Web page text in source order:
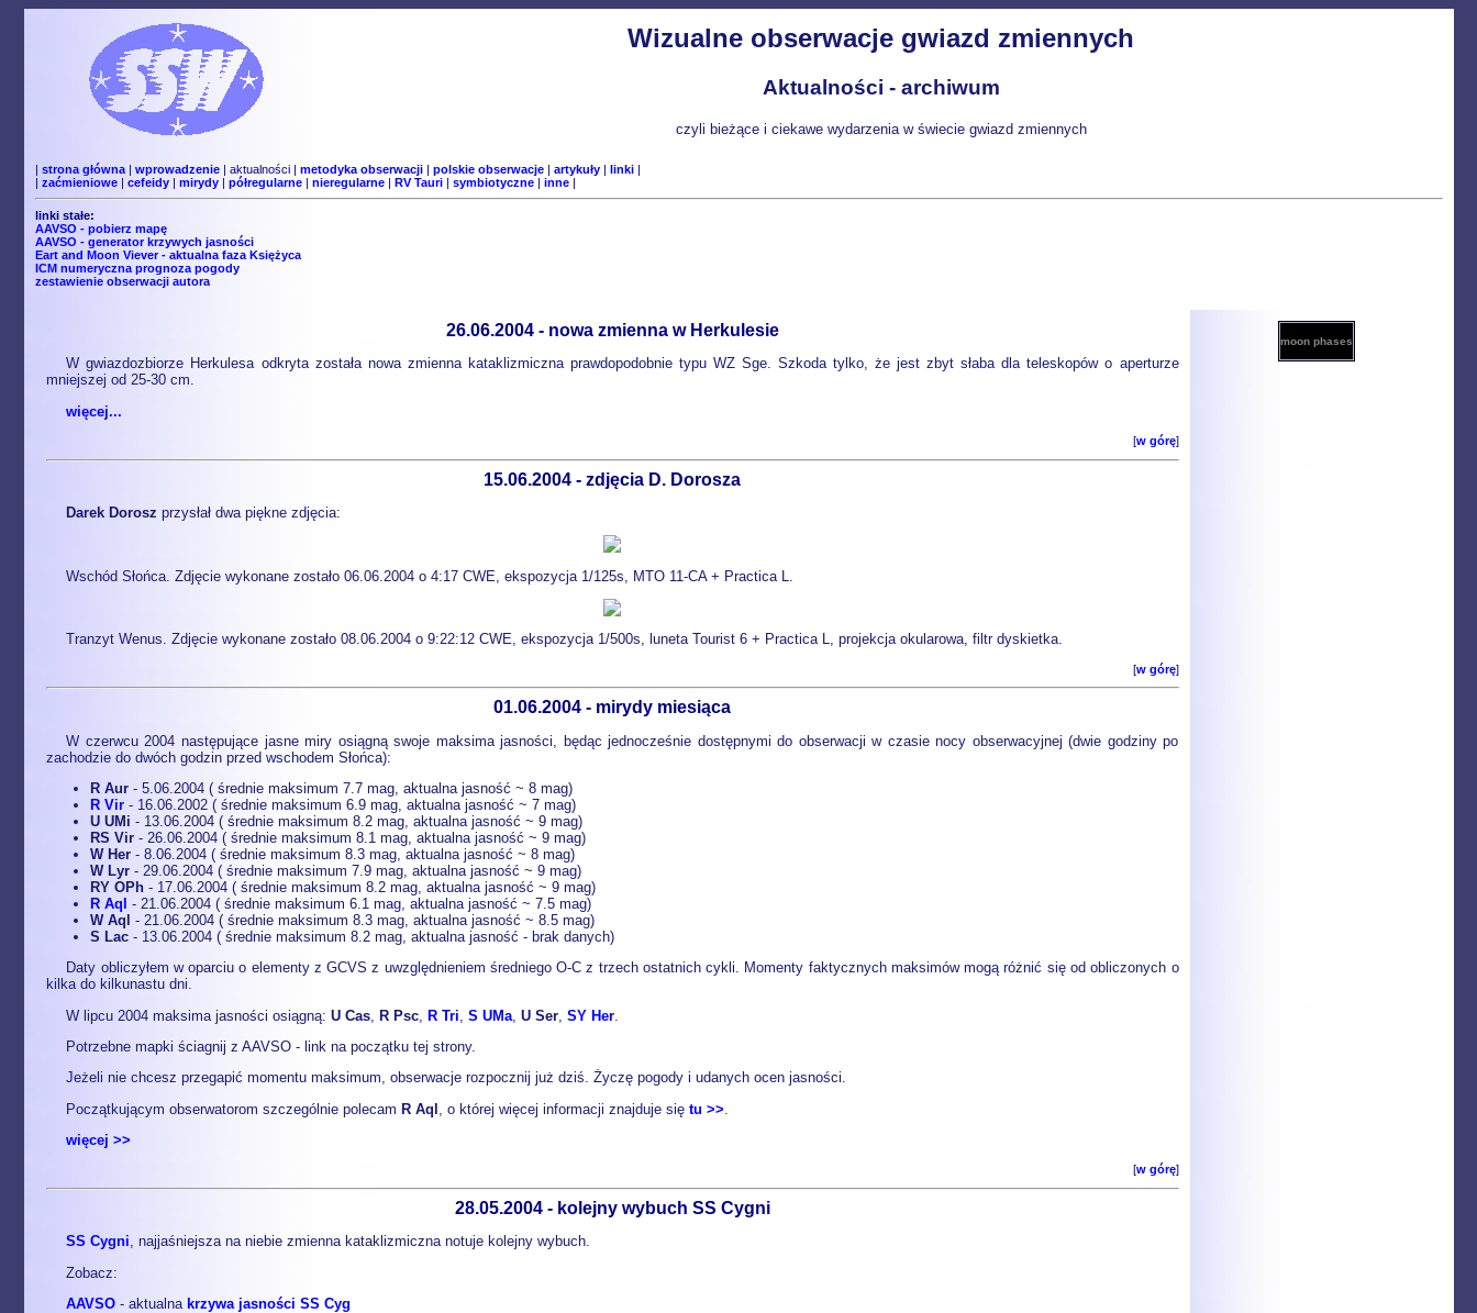
Wizualne obserwacje gwiazd zmiennych
Aktualności - archiwum
czyli bieżące i ciekawe wydarzenia w świecie gwiazd zmiennych
| strona główna| wprowadzenie| aktualności | metodyka obserwacji| polskie obserwacje| artykuły| linki|
| zaćmieniowe| cefeidy| mirydy| półregularne| nieregularne| RV Tauri| symbiotyczne| inne|
linki stałe:
AAVSO - pobierz mapę
AAVSO - generator krzywych jasności
Eart and Moon Viever - aktualna faza Księżyca
ICM numeryczna prognoza pogody
zestawienie obserwacji autora
26.06.2004 - nowa zmienna w Herkulesie
W gwiazdozbiorze Herkulesa odkryta została nowa zmienna kataklizmiczna prawdopodobnie typu WZ Sge. Szkoda tylko, że jest zbyt słaba dla teleskopów o aperturze
mniejszej od 25-30 cm.
więcej...
[w górę]
15.06.2004 - zdjęcia D. Dorosza
Darek Dorosz przysłał dwa piękne zdjęcia:
Wschód Słońca. Zdjęcie wykonane zostało 06.06.2004 o 4:17 CWE, ekspozycja 1/125s, MTO 11-CA + Practica L.
Tranzyt Wenus. Zdjęcie wykonane zostało 08.06.2004 o 9:22:12 CWE, ekspozycja 1/500s, luneta Tourist 6 + Practica L, projekcja okularowa, filtr dyskietka.
[w górę]
01.06.2004 - mirydy miesiąca
W czerwcu 2004 następujące jasne miry osiągną swoje maksima jasności, będąc jednocześnie dostępnymi do obserwacji w czasie nocy obserwacyjnej (dwie godziny po
zachodzie do dwóch godzin przed wschodem Słońca):
R Aur- 5.06.2004 ( średnie maksimum 7.7 mag, aktualna jasność ~ 8 mag)
R Vir- 16.06.2002 ( średnie maksimum 6.9 mag, aktualna jasność ~ 7 mag)
U UMi - 13.06.2004 ( średnie maksimum 8.2 mag, aktualna jasność ~ 9 mag)
RS Vir- 26.06.2004 ( średnie maksimum 8.1 mag, aktualna jasność ~ 9 mag)
W Her- 8.06.2004 ( średnie maksimum 8.3 mag, aktualna jasność ~ 8 mag)
W Lyr- 29.06.2004 ( średnie maksimum 7.9 mag, aktualna jasność ~ 9 mag)
RY OPh- 17.06.2004 ( średnie maksimum 8.2 mag, aktualna jasność ~ 9 mag)
R Aql - 21.06.2004 ( średnie maksimum 6.1 mag, aktualna jasność ~ 7.5 mag)
W Aql - 21.06.2004 ( średnie maksimum 8.3 mag, aktualna jasność ~ 8.5 mag)
S Lac- 13.06.2004 ( średnie maksimum 8.2 mag, aktualna jasność - brak danych)
Daty obliczyłem w oparciu o elementy z GCVS z uwzględnieniem średniego O-C z trzech ostatnich cykli. Momenty faktycznych maksimów mogą różnić się od obliczonych o
kilka do kilkunastu dni.
W lipcu 2004 maksima jasności osiągną:U Cas ,R Psc ,R Tri ,S UMa ,U Ser ,SY Her
Potrzebne mapki ściagnij z AAVSO - link na początku tej strony.
Jeżeli nie chcesz przegapić momentu maksimum, obserwacje rozpocznij już dziś. Życzę pogody i udanych ocen jasności.
Początkującym obserwatorom szczególnie polecamR Aql , o której więcej informacji znajduje siętu >>
więcej >>
[w górę]
28.05.2004 - kolejny wybuch SS Cygni
SS Cygni, najjaśniejsza na niebie zmienna kataklizmiczna notuje kolejny wybuch.
Zobacz:
AAVSO - aktualna krzywa jasności SS Cyg
moon phases